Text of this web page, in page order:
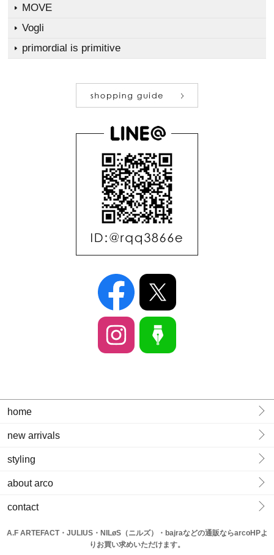
MOVE
Vogli
primordial is primitive
home
new arrivals
styling
about arco
contact
A.F ARTEFACT・JULIUS・NILøS（ニルズ）・bajraなどの通販ならarcoHPよ
りお買い求めいただけます。